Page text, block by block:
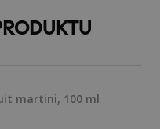
martini, 100 ml